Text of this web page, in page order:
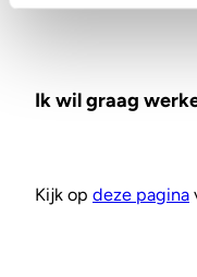
Ik wil graag
Kijk op deze pagina